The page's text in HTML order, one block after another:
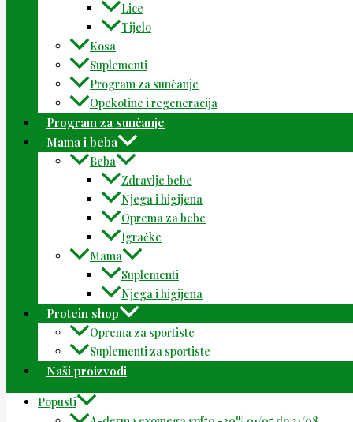
Lice
Tijelo
Kosa
Suplementi
Program za sunčanje
Opekotine i regeneracija
Program za sunčanje
Mama i beba
Beba
Zdravlje bebe
Njega i higijena
Oprema za bebe
Igračke
Mama
Suplementi
Njega i higijena
Protein shop
Oprema za sportiste
Suplementi za sportiste
Naši proizvodi
Popusti